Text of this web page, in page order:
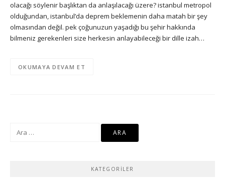
olacağı söylenir başlıktan da anlaşılacağı üzere? istanbul metropol
olduğundan, istanbul’da deprem beklemenin daha matah bir şey
olmasından değil. pek çoğunuzun yaşadığı bu şehir hakkında
bilmeniz gerekenleri size herkesin anlayabileceği bir dille izah…
OKUMAYA DEVAM ET
KATEGORILER